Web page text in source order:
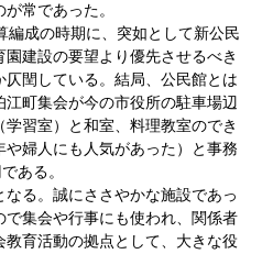
常であった。
成の時期に、突如として新公民
建設の要望より優先させるべき
閏している。結局、公民館とは
町集会が今の市役所の駐車場辺
習室）と和室、料理教室のでき
婦人にも人気があった）と事務
ある。
る。誠にささやかな施設であっ
集会や行事にも使われ、関係者
育活動の拠点として、大きな役